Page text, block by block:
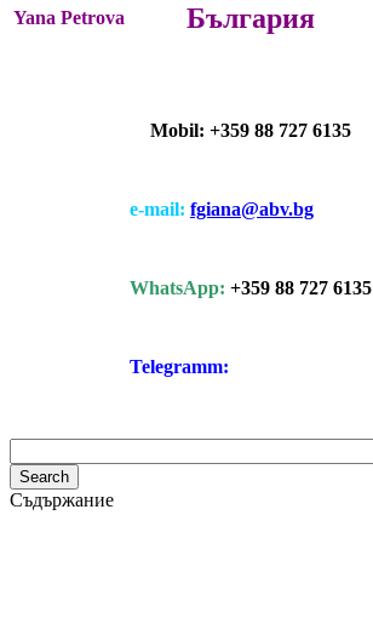
Yana Petrova България
Mobil: +359 88 727 6135
e-mail: fgiana@abv.bg
WhatsApp: +359 88 727 6135
Telegramm:
Съдържание